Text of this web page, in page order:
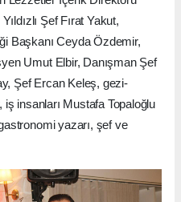
Şef Fırat Yakut,
Başkanı Ceyda Özdemir,
Umut Elbir, Danışman Şef
Şef Ercan Keleş, gezi-
insanları Mustafa Topaloğlu
yazarı, şef ve